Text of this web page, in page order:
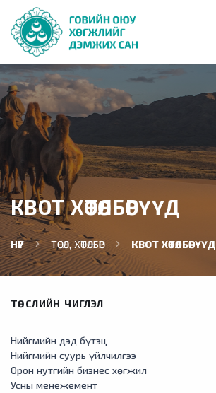
КВОТ ХӨТӨЛБӨРҮҮД
НҮҮР ТӨСӨЛ, ХӨТӨЛБӨР КВОТ ХӨТӨЛБӨРҮҮД
ТӨСЛИЙН ЧИГЛЭЛ
Нийгмийн дэд бүтэц
Нийгмийн суурь үйлчилгээ
Орон нутгийн бизнес хөгжил
Усны менежемент